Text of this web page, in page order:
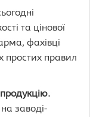
та цінової
фахівці
простих правил
на заводі-